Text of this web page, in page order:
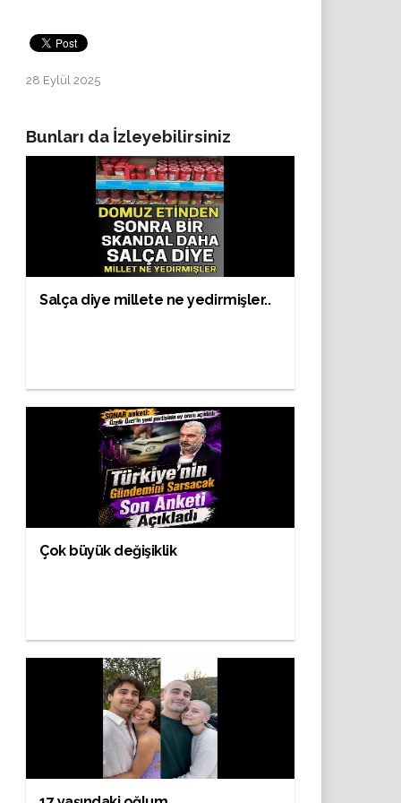
28 Eylül 2025
Bunları da İzleyebilirsiniz
Salça diye millete ne yedirmişler..
Çok büyük değişiklik